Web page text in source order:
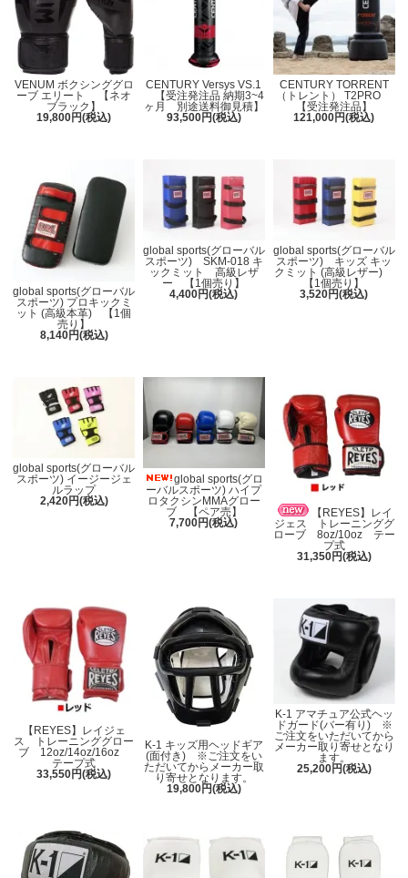
VENUM ボクシンググロ
ーブ エリート 【ネオ
ブラック】
19,800円(税込)
CENTURY Versys VS.1
【受注発注品 納期3~4
ヶ月 別途送料御見積】
93,500円(税込)
CENTURY TORRENT
（トレント） T2PRO
【受注発注品】
121,000円(税込)
global sports(グローバル
スポーツ) プロキックミ
ット (高級本革) 【1個
売り】
8,140円(税込)
global sports(グローバル
スポーツ) SKM-018 キ
ックミット 高級レザ
ー 【1個売り】
4,400円(税込)
global sports(グローバル
スポーツ) キッズ キッ
クミット (高級レザー)
【1個売り】
3,520円(税込)
global sports(グローバル
スポーツ) イージージェ
ルラップ
2,420円(税込)
global sports(グロ
ーバルスポーツ) ハイプ
ロタクシンMMAグロー
ブ 【ペア売】
7,700円(税込)
【REYES】レイ
ジェス トレーニンググ
ローブ 8oz/10oz テー
プ式
31,350円(税込)
【REYES】レイジェ
ス トレーニンググロー
ブ 12oz/14oz/16oz
テープ式
33,550円(税込)
K-1 キッズ用ヘッドギア
(面付き) ※ご注文をい
ただいてからメーカー取
り寄せとなります。
19,800円(税込)
K-1 アマチュア公式ヘッ
ドガード(バー有り) ※
ご注文をいただいてから
メーカー取り寄せとなり
ます。
25,200円(税込)